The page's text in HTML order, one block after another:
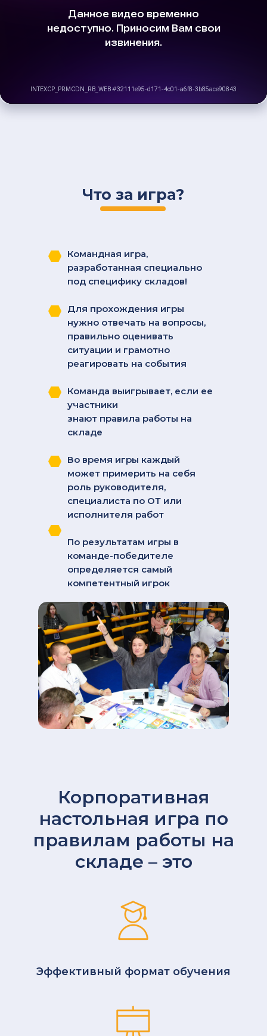
Что за игра?
Командная игра,
разработанная специально
под специфику складов!
Для прохождения игры
нужно отвечать на вопросы,
правильно оценивать
ситуации и грамотно
реагировать на события
Команда выигрывает, если ее
участники
знают правила работы на
складе
Во время игры каждый
может примерить на себя
роль руководителя,
специалиста по ОТ или
исполнителя работ
По результатам игры в
команде-победителе
определяется самый
компетентный игрок
Корпоративная
настольная игра по
правилам работы на
складе – это
Эффективный формат обучения